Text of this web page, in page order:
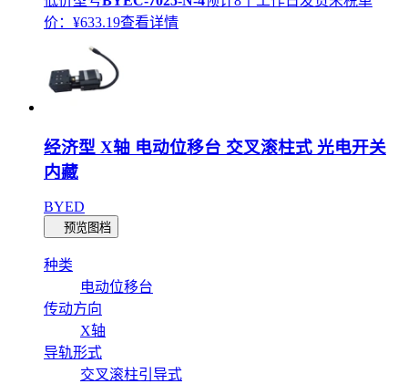
价：¥633.19查看详情
经济型 X轴 电动位移台 交叉滚柱式 光电开关
内藏
BYED
预览图档
种类
电动位移台
传动方向
X轴
导轨形式
交叉滚柱引导式